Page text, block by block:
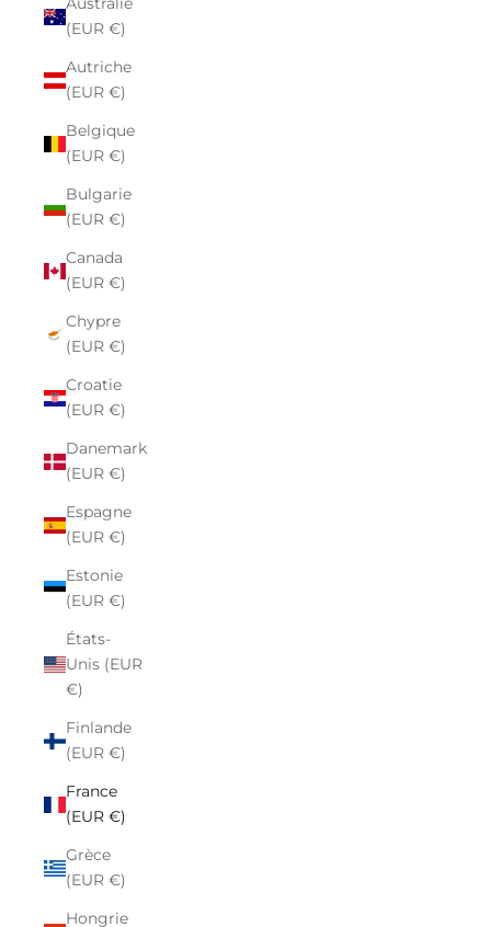
(EUR €)
Autriche
(EUR €)
Belgique
(EUR €)
Bulgarie
(EUR €)
Canada
(EUR €)
Chypre
(EUR €)
Croatie
(EUR €)
Danemark
(EUR €)
Espagne
(EUR €)
Estonie
(EUR €)
États-
Unis (EUR
€)
Finlande
(EUR €)
France
(EUR €)
Grèce
(EUR €)
Hongrie